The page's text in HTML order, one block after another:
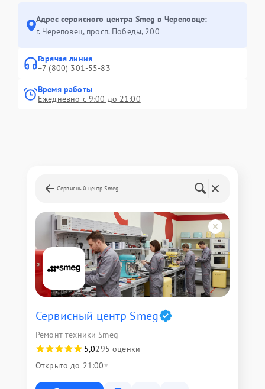
Адрес сервисного центра Smeg в Череповце:
г. Череповец, просп. Победы, 200
Горячая линия
+7 (800) 301-55-83
Время работы
Ежедневно с 9:00 до 21:00
Сервисный центр Smeg
Сервисный центр Smeg
Ремонт техники Smeg
5,0295 оценки
Открыто до 21:00